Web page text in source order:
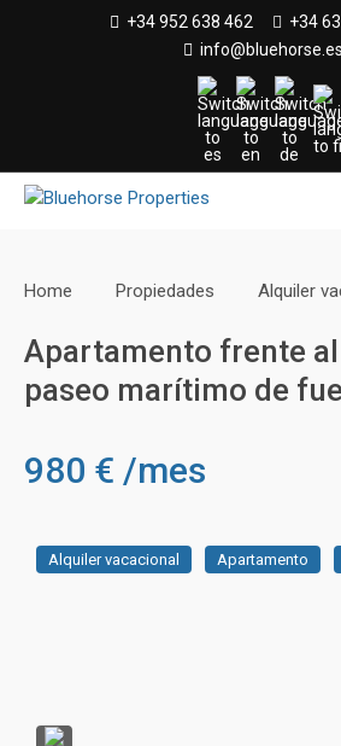
+34 952 638 462
+34
info@bluehorse.es
Home Propiedades Alquiler
Apartamento frente
paseo marítimo de
980 € /mes
Alquiler vacacional Apartamento